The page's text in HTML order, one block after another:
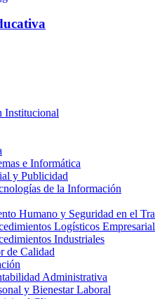
Institucional
e Informática
y Publicidad
de la Información
Humano y Seguridad en el
Logísticos
Industriales
de Calidad
Administrativa
y Bienestar Laboral